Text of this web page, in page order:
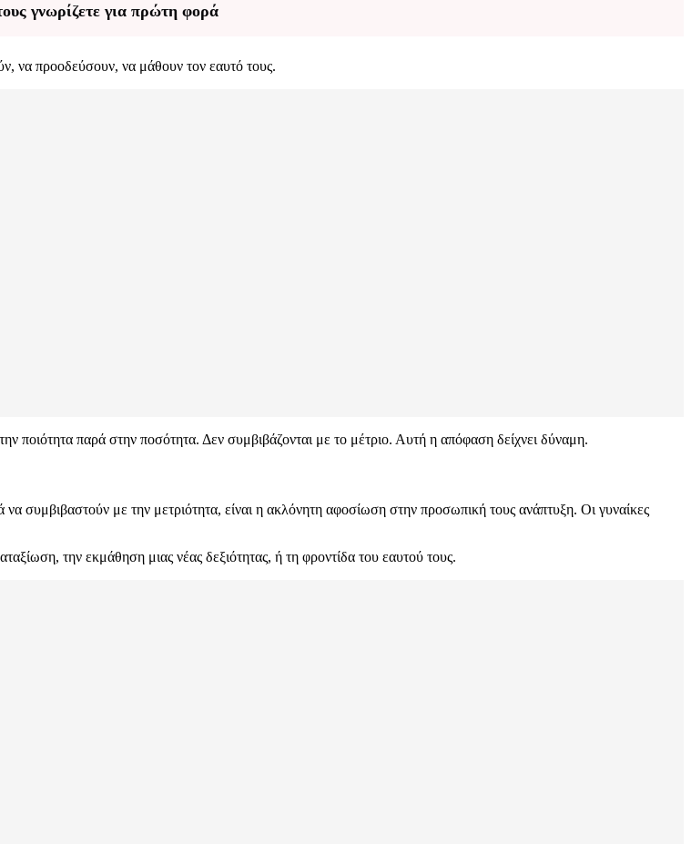
γνωρίζετε για πρώτη φορά
να προοδεύσουν, να μάθουν τον εαυτό τους.
ποιότητα παρά στην ποσότητα. Δεν συμβιβάζονται με το μέτριο. Αυτή η απόφαση δείχνει δύναμη.
συμβιβαστούν με την μετριότητα, είναι η ακλόνητη αφοσίωση στην προσωπική τους ανάπτυξη. Οι γυναίκες
την εκμάθηση μιας νέας δεξιότητας, ή τη φροντίδα του εαυτού τους.